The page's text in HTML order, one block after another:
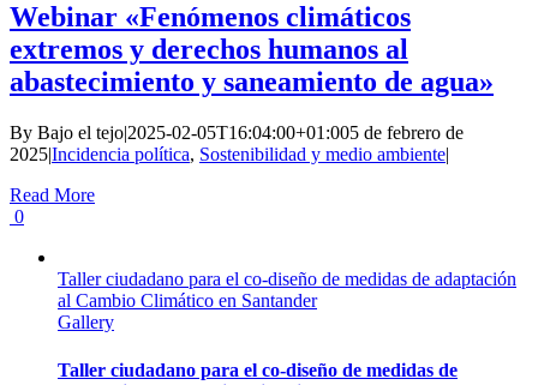
Webinar «Fenómenos climáticos
extremos y derechos humanos al
abastecimiento y saneamiento de agua»
By Bajo el tejo|2025-02-05T16:04:00+01:005 de febrero de
2025|Incidencia política, Sostenibilidad y medio ambiente|
Read More
0
Taller ciudadano para el co-diseño de medidas de adaptación
al Cambio Climático en Santander
Gallery
Taller ciudadano para el co-diseño de medidas de